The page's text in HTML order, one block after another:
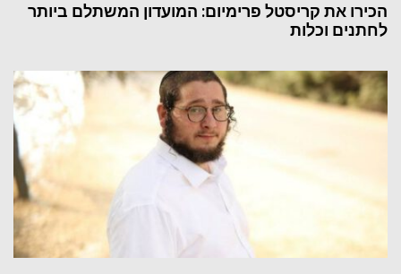
הכירו את קריסטל פרימיום: המועדון המשתלם ביותר
לחתנים וכלות